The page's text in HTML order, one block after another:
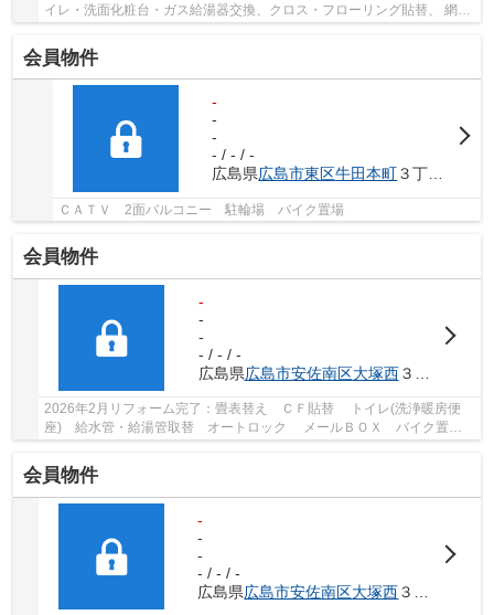
イレ・洗面化粧台・ガス給湯器交換、クロス・フローリング貼替、 網戸
張替、ハウスクリーニング あやめ幼稚園徒歩...
会員物件
-
-
-
- / - / -
広島県広島市東区牛田本町３丁目2-20
ＣＡＴＶ 2面バルコニー 駐輪場 バイク置場
会員物件
-
-
-
- / - / -
広島県広島市安佐南区大塚西３丁目2-3
2026年2月リフォーム完了：畳表替え ＣＦ貼替 トイレ(洗浄暖房便
座) 給水管・給湯管取替 オートロック メールＢＯＸ バイク置
会員物件
-
-
-
- / - / -
広島県広島市安佐南区大塚西３丁目2-3